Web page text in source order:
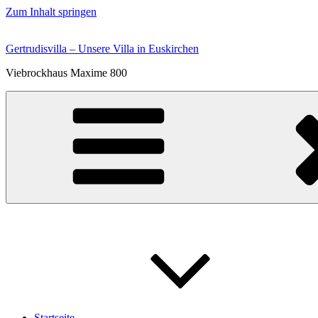
Zum Inhalt springen
Gertrudisvilla – Unsere Villa in Euskirchen
Viebrockhaus Maxime 800